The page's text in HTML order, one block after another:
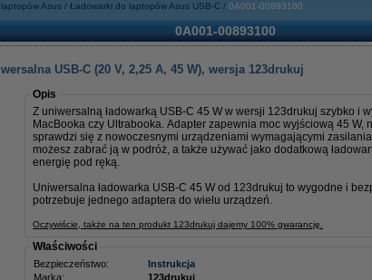
Asus Ładowarki do laptopów Asus USB-C 0A001-00893100
0A001-00893100
USB-C (20 V, 2,25 A, 45 W), wersja 123drukuj
Opis
Z uniwersalną ładowarką USB-C 45 W w wersji 123drukuj szybko i
MacBooka czy Ultrabooka. Adapter zapewnia moc wyjściową 45
sprawdzi się z nowoczesnymi urządzeniami wymagającymi
możesz zabrać ją w podróż, a także używać jako dodatkową
energię pod ręką.
Uniwersalna ładowarka USB-C 45 W od 123drukuj to wygodne i
potrzebuje jednego adaptera do wielu urządzeń.
Oczywiście, także na ten produkt 123drukuj dajemy 100% gwarancję.
Właściwości
Bezpieczeństwo: Instrukcja
Marka:
123drukuj